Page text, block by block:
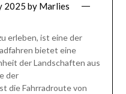
2025 by Marlies
erleben, ist eine der
bietet eine
der Landschaften aus
der
die Fahrradroute von